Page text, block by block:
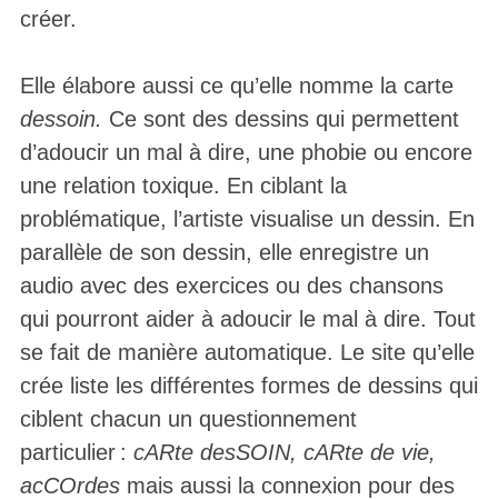
créer.
Elle élabore aussi ce qu’elle nomme la carte
dessoin. Ce sont des dessins qui permettent
d’adoucir un mal à dire, une phobie ou encore
une relation toxique. En ciblant la
problématique, l’artiste visualise un dessin. En
parallèle de son dessin, elle enregistre un
audio avec des exercices ou des chansons
qui pourront aider à adoucir le mal à dire. Tout
se fait de manière automatique. Le site qu’elle
crée liste les différentes formes de dessins qui
ciblent chacun un questionnement
particulier : cARte desSOIN, cARte de vie,
acCOrdesmais aussi la connexion pour des